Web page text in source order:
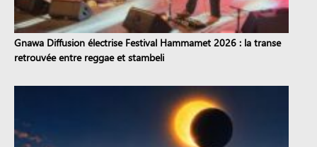
Gnawa Diffusion électrise Festival Hammamet 2026 : la transe
retrouvée entre reggae et stambeli